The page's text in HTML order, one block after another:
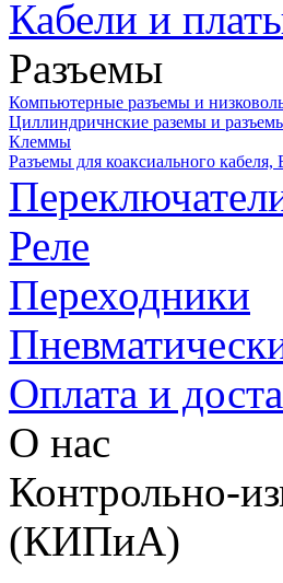
Кабели и
Разъемы
Компьютерные разъемы и
Циллиндричнские раземы и
Клеммы
Разъемы для коаксиального
Реле
Переходники
Оплата и
О нас
Контрольно-
(КИПиА)